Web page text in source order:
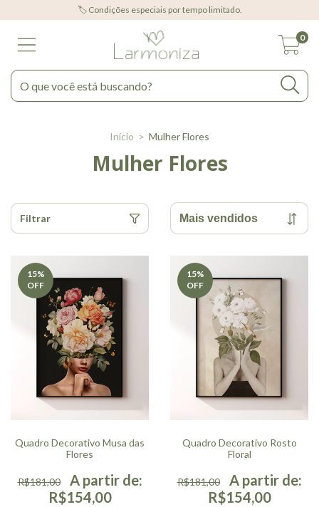
🏷️ Condições especiais por tempo limitado.
0
Início > Mulher Flores
Mulher Flores
Filtrar
15%
OFF
Quadro Decorativo Musa das
Flores
R$181,00
R$154,00
15%
OFF
Quadro Decorativo Rosto
Floral
R$181,00
R$154,00